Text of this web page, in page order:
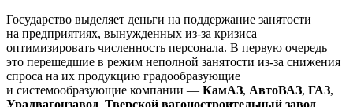
Государство выделяет деньги на поддержание занятости
на предприятиях, вынужденных из-за кризиса
оптимизировать численность персонала. В первую очередь
это перешедшие в режим неполной занятости из-за снижения
спроса на их продукцию градообразующие
и системообразующие компании — КамАЗ, АвтоВАЗ, ГАЗ,
Уралвагонзавод, Тверской вагоностроительный завод.